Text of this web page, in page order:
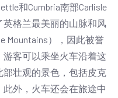
和Cumbria南部Carlisle
格兰最美丽的山脉和风
Mountains），因此被誉
客可以乘坐火车沿着这
壮观的景色，包括皮克
外，火车还会在旅途中